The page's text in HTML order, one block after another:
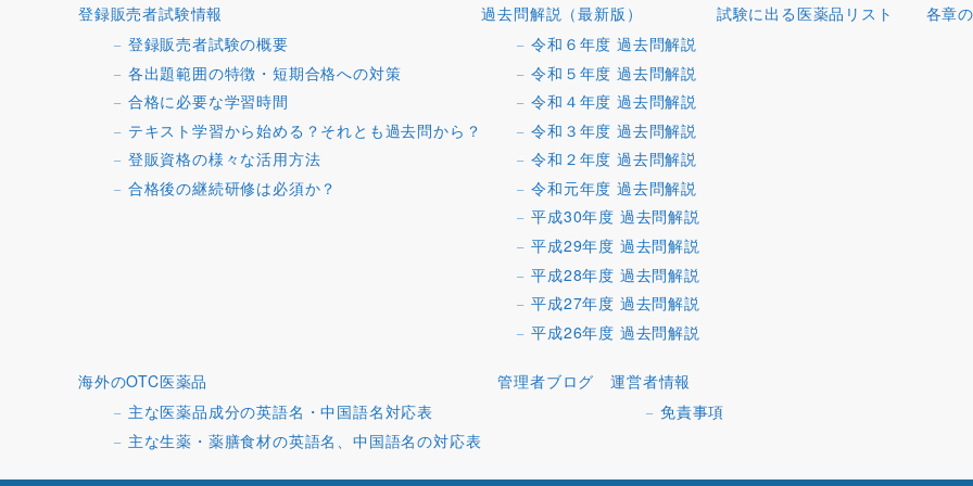
登録販売者試験情報
登録販売者試験の概要
各出題範囲の特徴・短期合格への対策
合格に必要な学習時間
テキスト学習から始める？それとも過去問から？
登販資格の様々な活用方法
合格後の継続研修は必須か？
過去問解説（最新版）
令和６年度 過去問解説
令和５年度 過去問解説
令和４年度 過去問解説
令和３年度 過去問解説
令和２年度 過去問解説
令和元年度 過去問解説
平成30年度 過去問解説
平成29年度 過去問解説
平成28年度 過去問解説
平成27年度 過去問解説
平成26年度 過去問解説
試験に出る医薬品リスト 各章
海外のOTC医薬品
主な医薬品成分の英語名・中国語名対応表
主な生薬・薬膳食材の英語名、中国語名の対応表
管理者ブログ
運営者情報
免責事項